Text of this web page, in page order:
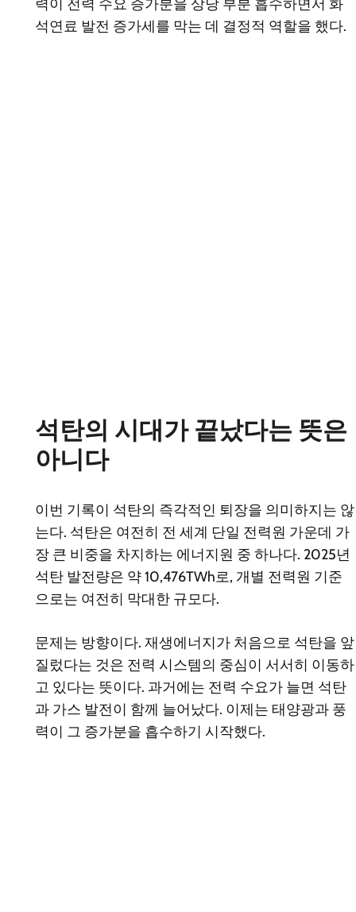
력이 전력 수요 증가분을 상당 부분 흡수하면서 화
석연료 발전 증가세를 막는 데 결정적 역할을 했다.
석탄의 시대가 끝났다는 뜻은
아니다
이번 기록이 석탄의 즉각적인 퇴장을 의미하지는 않
는다. 석탄은 여전히 전 세계 단일 전력원 가운데 가
장 큰 비중을 차지하는 에너지원 중 하나다. 2025년
석탄 발전량은 약 10,476TWh로, 개별 전력원 기준
으로는 여전히 막대한 규모다.
문제는 방향이다. 재생에너지가 처음으로 석탄을 앞
질렀다는 것은 전력 시스템의 중심이 서서히 이동하
고 있다는 뜻이다. 과거에는 전력 수요가 늘면 석탄
과 가스 발전이 함께 늘어났다. 이제는 태양광과 풍
력이 그 증가분을 흡수하기 시작했다.